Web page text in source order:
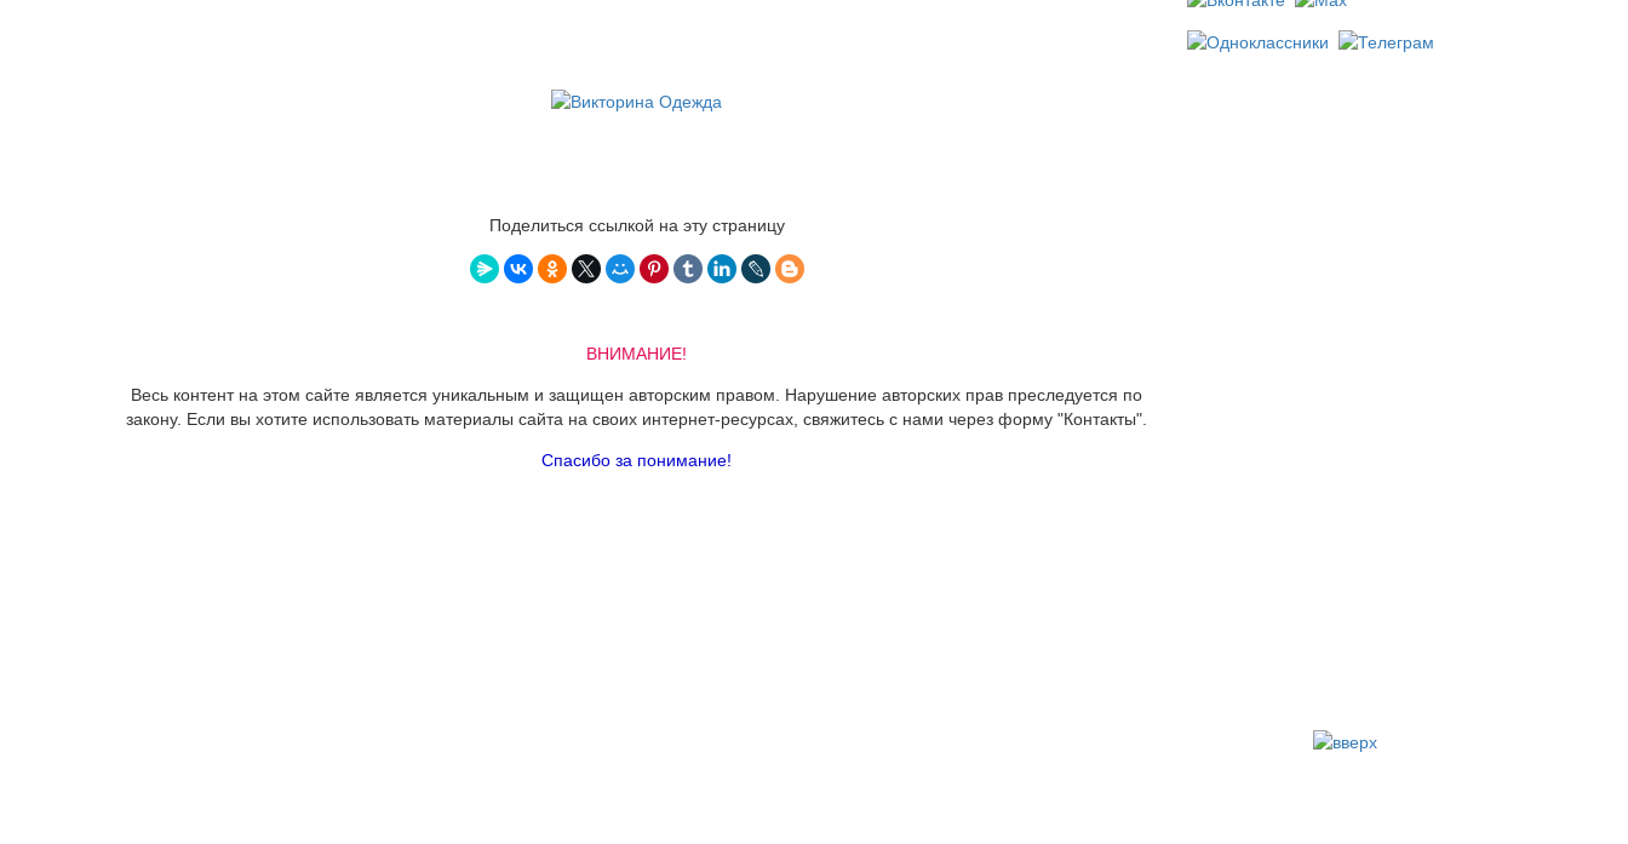
Поделиться ссылкой на эту страницу
ВНИМАНИЕ!
Весь контент на этом сайте является уникальным и защищен авторским правом. Нарушение авторских прав преследуется по
закону. Если вы хотите использовать материалы сайта на своих интернет-ресурсах, свяжитесь с нами через форму "Контакты".
Спасибо за понимание!